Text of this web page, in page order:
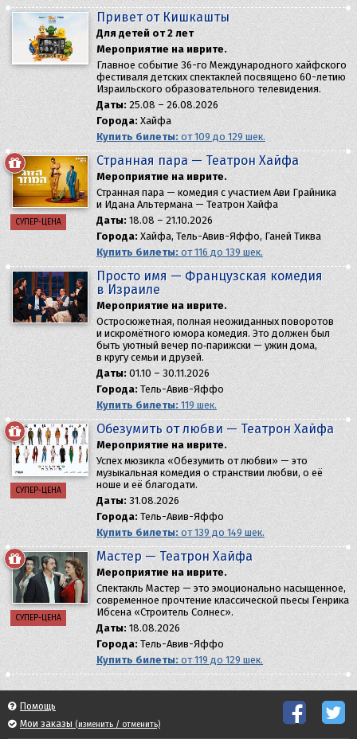
Привет от Кишкашты
Для детей от 2 лет
Мероприятие на иврите.
​Главное событие 36-го Международного хайфского
фестиваля детских спектаклей посвящено 60-летию
Израильского образовательного телевидения.
Даты: 25.08 – 26.08.2026
Города: Хайфа
Купить билеты: от 109 до 129 шек.
СУПЕР-ЦЕНА
Странная пара — Театрон Хайфа
Мероприятие на иврите.
Странная пара — комедия с участием Ави Грайника
и Идана Альтермана — Театрон Хайфа
Даты: 18.08 – 21.10.2026
Города: Хайфа, Тель-Авив-Яффо, Ганей Тиква
Купить билеты: от 116 до 139 шек.
Просто имя — Французская комедия
в Израиле
Мероприятие на иврите.
Остросюжетная, полная неожиданных поворотов
и искромётного юмора комедия. Это должен был
быть уютный вечер по‑парижски — ужин дома,
в кругу семьи и друзей.
Даты: 01.10 – 30.11.2026
Города: Тель-Авив-Яффо
Купить билеты: 119 шек.
СУПЕР-ЦЕНА
Обезумить от любви — Театрон Хайфа
Мероприятие на иврите.
​Успех мюзикла «Обезумить от любви» — это
музыкальная комедия о странствии любви, о её
ноше и её благодати.
Даты: 31.08.2026
Города: Тель-Авив-Яффо
Купить билеты: от 139 до 149 шек.
СУПЕР-ЦЕНА
Мастер — Театрон Хайфа
Мероприятие на иврите.
Спектакль Мастер — это эмоционально насыщенное,
современное прочтение классической пьесы Генрика
Ибсена «Строитель Солнес».
Даты: 18.08.2026
Города: Тель-Авив-Яффо
Купить билеты: от 119 до 129 шек.
Помощь
Мои заказы (изменить / отменить)